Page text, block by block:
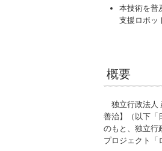
本技術を普
支援ロボッ
概要
独立行政法人
善治】（以下「
のもと、独立行
プロジェクト「